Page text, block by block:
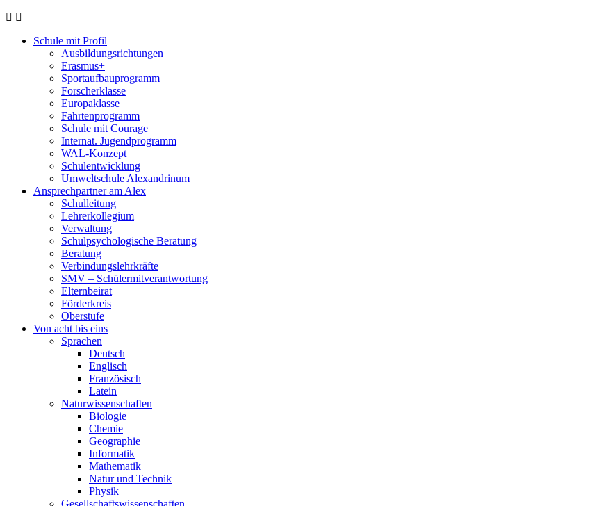
Schule mit Profil
Ausbildungsrichtungen
Erasmus+
Sportaufbauprogramm
Forscherklasse
Europaklasse
Fahrtenprogramm
Schule mit Courage
Internat. Jugendprogramm
WAL-Konzept
Schulentwicklung
Umweltschule Alexandrinum
Ansprechpartner am Alex
Schulleitung
Lehrerkollegium
Verwaltung
Schulpsychologische Beratung
Beratung
Verbindungslehrkräfte
SMV – Schülermitverantwortung
Elternbeirat
Förderkreis
Oberstufe
Von acht bis eins
Sprachen
Deutsch
Englisch
Französisch
Latein
Naturwissenschaften
Biologie
Chemie
Geographie
Informatik
Mathematik
Natur und Technik
Physik
Gesellschaftswissenschaften